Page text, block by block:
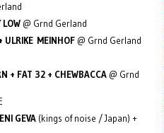
LOW @ Grnd Gerland
ULRIKE MEINHOF @ Grnd Gerland
+ FAT 32 + CHEWBACCA @ Grnd
GEVA (kings of noise / Japan) +